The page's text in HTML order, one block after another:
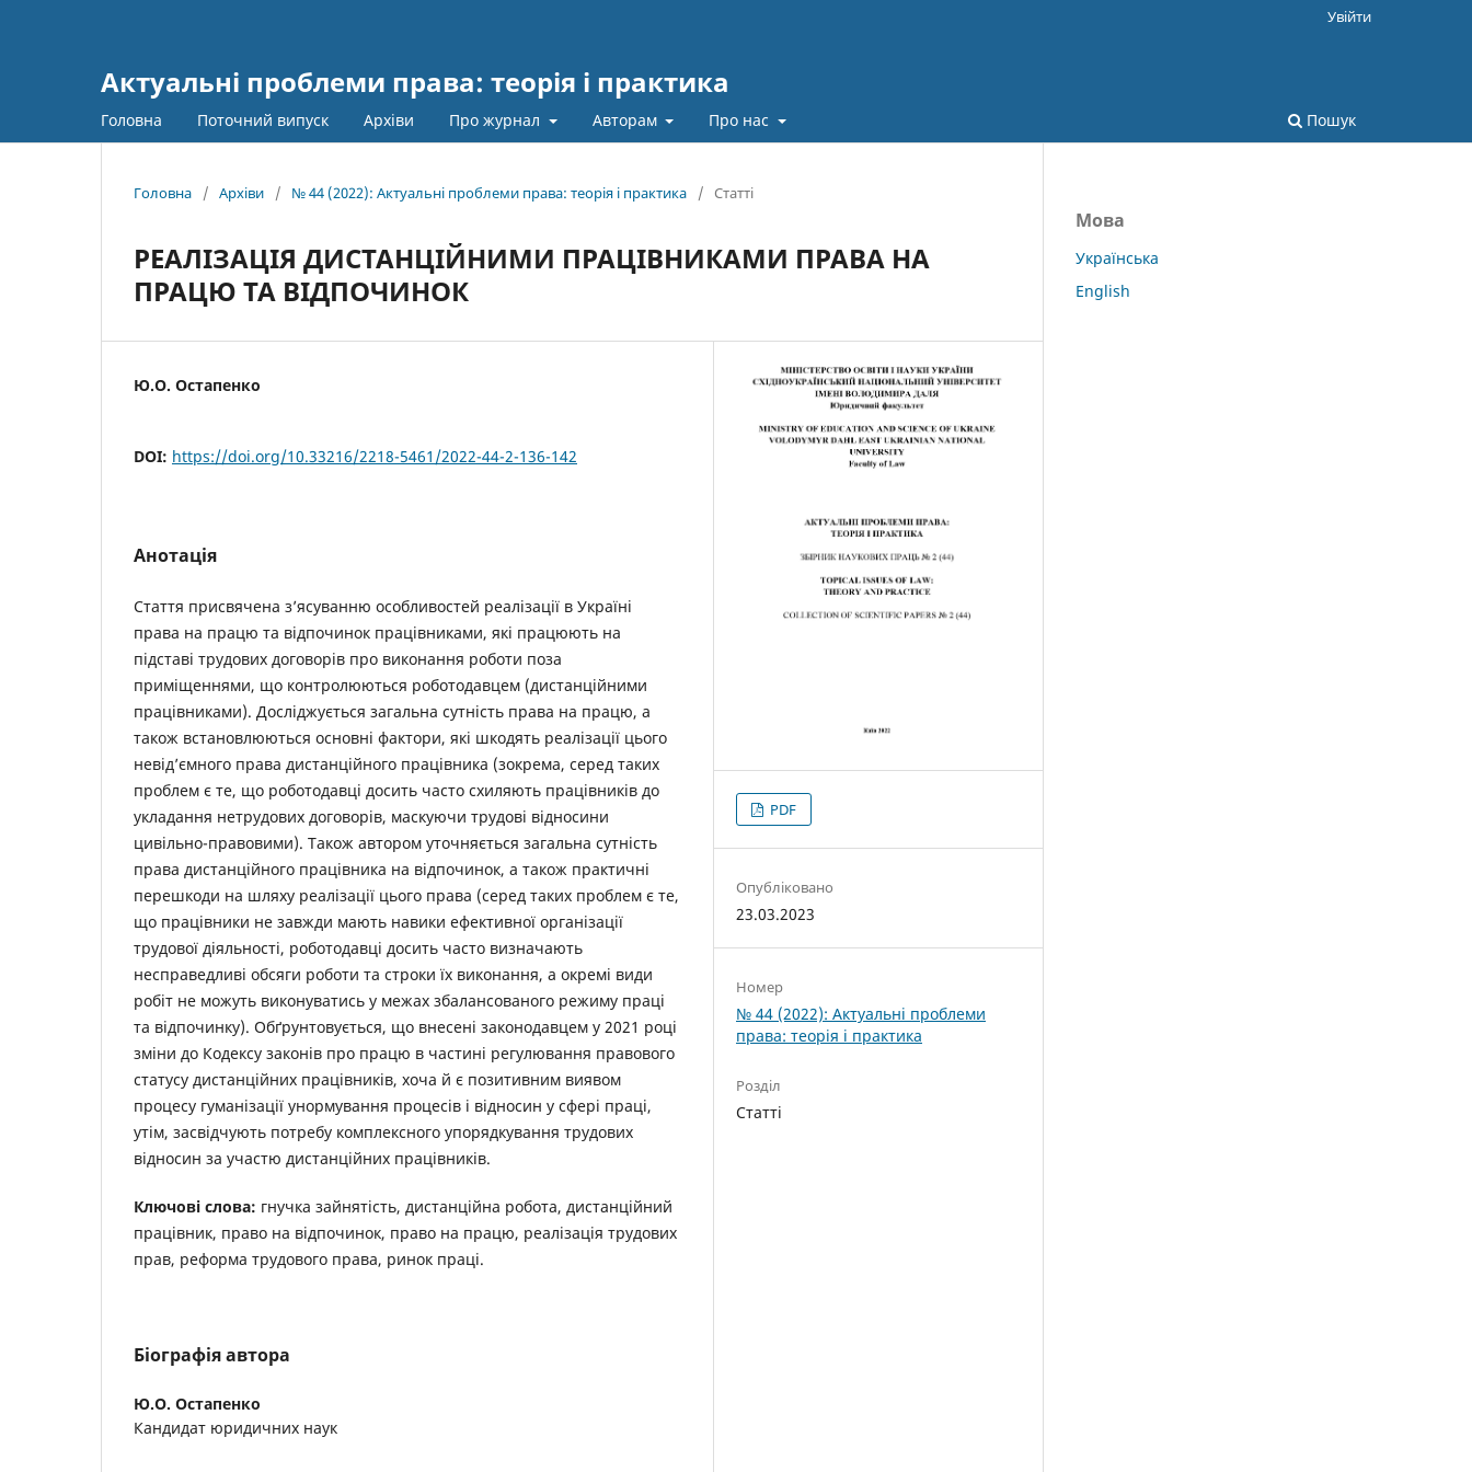
Актуальні проблеми права: теорія і практика
Головна Поточний випуск Архіви Про журнал Авторам Про нас Пошук
Увійти
Головна / Архіви / № 44 (2022): Актуальні проблеми права: теорія і практика / Статті
РЕАЛІЗАЦІЯ ДИСТАНЦІЙНИМИ ПРАЦІВНИКАМИ ПРАВА НА
ПРАЦЮ ТА ВІДПОЧИНОК
Ю.О. Остапенко
DOI: https://doi.org/10.33216/2218-5461/2022-44-2-136-142
Анотація
Стаття присвячена з’ясуванню особливостей реалізації в Україні
права на працю та відпочинок працівниками, які працюють на
підставі трудових договорів про виконання роботи поза
приміщеннями, що контролюються роботодавцем (дистанційними
працівниками). Досліджується загальна сутність права на працю, а
також встановлюються основні фактори, які шкодять реалізації цього
невід’ємного права дистанційного працівника (зокрема, серед таких
проблем є те, що роботодавці досить часто схиляють працівників до
укладання нетрудових договорів, маскуючи трудові відносини
цивільно-правовими). Також автором уточняється загальна сутність
права дистанційного працівника на відпочинок, а також практичні
перешкоди на шляху реалізації цього права (серед таких проблем є те,
що працівники не завжди мають навики ефективної організації
трудової діяльності, роботодавці досить часто визначають
несправедливі обсяги роботи та строки їх виконання, а окремі види
робіт не можуть виконуватись у межах збалансованого режиму праці
та відпочинку). Обґрунтовується, що внесені законодавцем у 2021 році
зміни до Кодексу законів про працю в частині регулювання правового
статусу дистанційних працівників, хоча й є позитивним виявом
процесу гуманізації унормування процесів і відносин у сфері праці,
утім, засвідчують потребу комплексного упорядкування трудових
відносин за участю дистанційних працівників.
Ключові слова: гнучка зайнятість, дистанційна робота, дистанційний
працівник, право на відпочинок, право на працю, реалізація трудових
прав, реформа трудового права, ринок праці.
Біографія автора
Ю.О. Остапенко
Кандидат юридичних наук
PDF
Опубліковано
23.03.2023
Номер
№ 44 (2022): Актуальні проблеми
права: теорія і практика
Розділ
Статті
Мова
Українська
English